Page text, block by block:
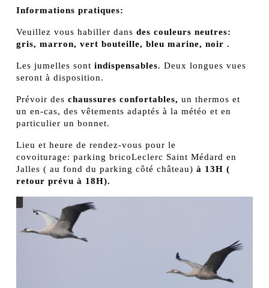
Informations pratiques:
Veuillez vous habiller dans des couleurs neutres:
gris, marron, vert bouteille, bleu marine, noir .
Les jumelles sont indispensables. Deux longues vues
seront à disposition.
Prévoir des chaussures confortables, un thermos et
un en-cas, des vêtements adaptés à la météo et en
particulier un bonnet.
Lieu et heure de rendez-vous pour le
covoiturage: parking bricoLeclerc Saint Médard en
Jalles ( au fond du parking côté château) à 13H (
retour prévu à 18H).